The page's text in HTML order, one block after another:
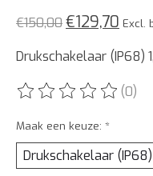
€150,00€129,70 Excl.
Drukschakelaar (IP68)
De beoordeling van dit
(0)
Maak een keuze: *